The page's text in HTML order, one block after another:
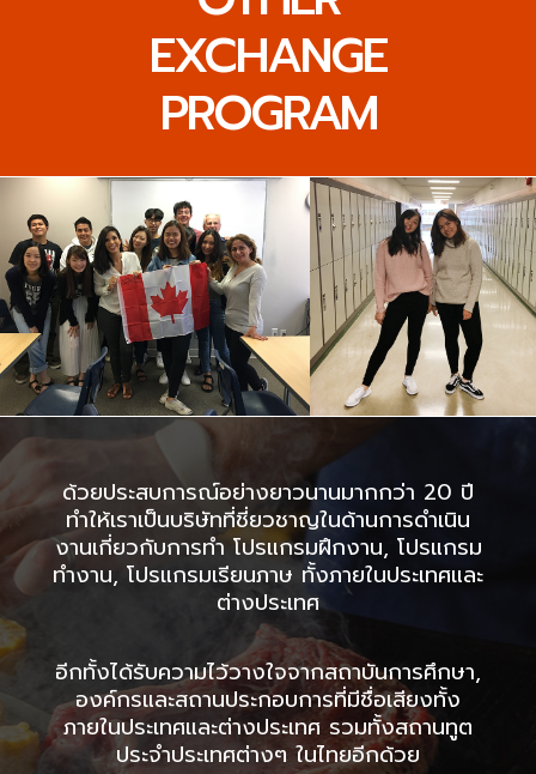
EXCHANGE
PROGRAM
ด้วยประสบการณ์อย่างยาวนานมากกว่า 20 ปี
ทำให้เราเป็นบริษัทที่ชี่ยวชาญในด้านการดำเนิน
งานเกี่ยวกับการทำ โปรแกรมฝึกงาน, โปรแกรม
ทำงาน, โปรแกรมเรียนภาษ ทั้งภายในประเทศและ
ต่างประเทศ
อีกทั้งได้รับความไว้วางใจจากสถาบันการศึกษา,
องค์กรและสถานประกอบการที่มีชื่อเสียงทั้ง
ภายในประเทศและต่างประเทศ รวมทั้งสถานทูต
ประจำประเทศต่างๆ ในไทยอีกด้วย